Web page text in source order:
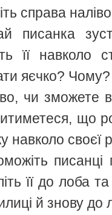
справа
писанка
її навколо
яєчко? Чому?
чи зможете
що
навколо своєї
писанці
її до лоба
й знову до